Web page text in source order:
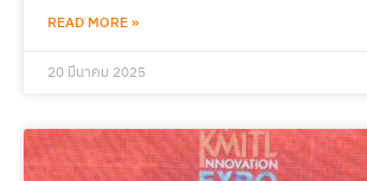
READ MORE »
20 มีนาคม 2025